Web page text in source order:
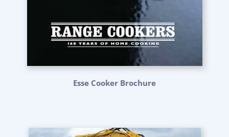
Esse Cooker Brochure